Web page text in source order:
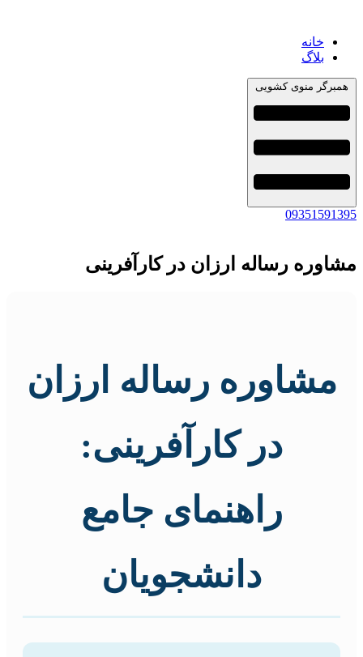
خانه
بلاگ
همبرگر منوی کشویی
09351591395
مشاوره رساله ارزان در کارآفرینی
مشاوره رساله ارزان
در کارآفرینی:
راهنمای جامع
دانشجویان